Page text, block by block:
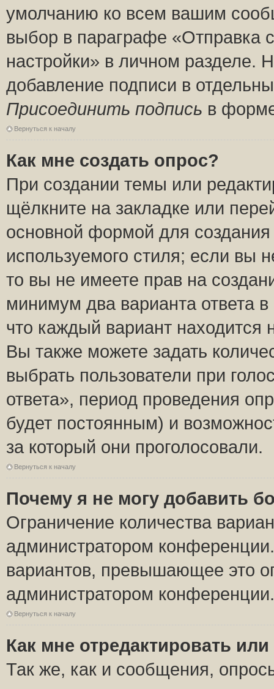
умолчанию ко всем вашим
выбор в параграфе «Отправка
настройки» в личном разделе.
добавление подписи в
Присоединить подпись в
Вернуться к началу
Как мне создать опрос?
При создании темы или
щёлкните на закладке или
основной формой для
используемого стиля; если вы
то вы не имеете прав на
минимум два варианта ответа
что каждый вариант находится
Вы также можете задать
выбрать пользователи при
ответа», период проведения
будет постоянным) и
за который они проголосовали.
Вернуться к началу
Почему я не могу добавить
Ограничение количества
администратором
вариантов, превышающее это
администратором конференции.
Вернуться к началу
Как мне отредактировать
Так же, как и сообщения,